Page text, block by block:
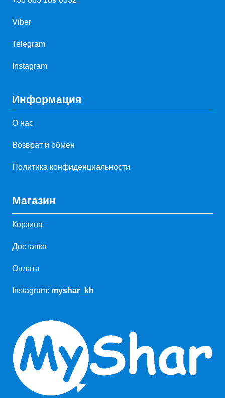
Viber
Telegram
Instagram
Информация
О нас
Возврат и обмен
Политика конфиденциальности
Магазин
Корзина
Доставка
Оплата
Instagram: myshar_kh